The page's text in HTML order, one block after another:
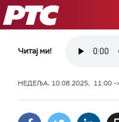
РТС
Читај ми!
НЕДЕЉА, 10.08.2025, 11:00 -